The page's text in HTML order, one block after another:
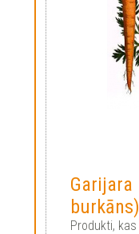
Garijara
Produkti,